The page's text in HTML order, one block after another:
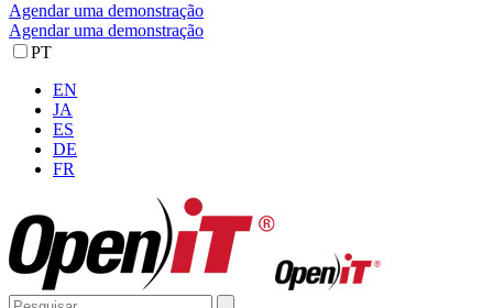
Agendar uma demonstração
Agendar uma demonstração
PT
EN
JA
ES
DE
FR